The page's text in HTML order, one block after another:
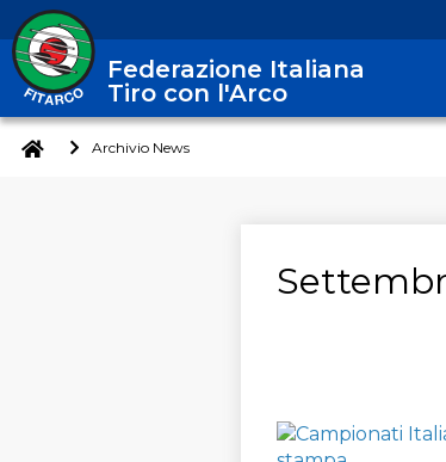
Federazione Italiana
Tiro con l'Arco
Archivio News